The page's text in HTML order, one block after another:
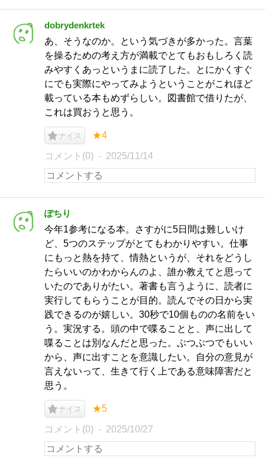
dobrydenkrtek
あ、そうなのか。という気づきが多かった。言葉
を操るための考え方が満載でとてもおもしろく読
みやすくあっというまに読了した。とにかくすぐ
にでも実際にやってみようということがこれほど
載っている本もめずらしい。図書館で借りたが、
これは買おうと思う。
ナイス ★4
コメント(0) 2025/11/14
ぽちり
今年1参考になる本。さすがに5日間は難しいけ
ど、5つのステップがとてもわかりやすい。仕事
にもっと熱を持て、情熱というが、それをどうし
たらいいのかわからんのよ、誰か教えてと思って
いたのでありがたい。著書も言うように、読者に
実行してもらうことが目的。読んでその日から実
践できるのが嬉しい。30秒で10個ものの名前をい
う。実況する。頭の中で喋ることと、声に出して
喋ることは別なんだと思った。ぶつぶつでもいい
から、声に出すことを意識したい。自分の意見が
言えないって、生きて行く上である意味障害だと
思う。
ナイス ★5
コメント(0) 2025/10/27